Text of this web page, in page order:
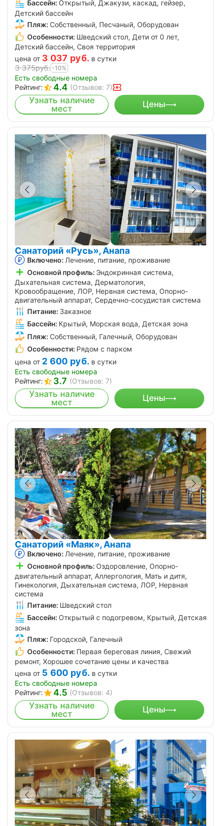
Бассейн: Открытый, Джакузи, каскад, гейзер,
Детский бассейн
Пляж: Собственный, Песчаный, Оборудован
Особенности: Шведский стол, Дети от 0 лет,
Детский бассейн, Своя территория
цена от 3 037 руб. в сутки
3 375руб. -10%
Есть свободные номера
Рейтинг:
4.4 (Отзывов: 7)
Узнать наличие
мест
Цены
Санаторий «Русь», Анапа
Включено: Лечение, питание, проживание
Основной профиль: Эндокринная система,
Дыхательная система, Дерматология,
Кровообращение, ЛОР, Нервная система, Опорно-
двигательный аппарат, Сердечно-сосудистая система
Питание: Заказное
Бассейн: Крытый, Морская вода, Детская зона
Пляж: Собственный, Галечный, Оборудован
Особенности: Рядом с парком
цена от 2 600 руб. в сутки
Есть свободные номера
Рейтинг:
3.7 (Отзывов: 7)
Узнать наличие
мест
Цены
Санаторий «Маяк», Анапа
Включено: Лечение, питание, проживание
Основной профиль: Оздоровление, Опорно-
двигательный аппарат, Аллергология, Мать и дитя,
Гинекология, Дыхательная система, ЛОР, Нервная
система
Питание: Шведский стол
Бассейн: Открытый с подогревом, Крытый, Детская
зона
Пляж: Городской, Галечный
Особенности: Первая береговая линия, Свежий
ремонт, Хорошее сочетание цены и качества
цена от 5 600 руб. в сутки
Есть свободные номера
Рейтинг:
4.5 (Отзывов: 4)
Узнать наличие
мест
Цены